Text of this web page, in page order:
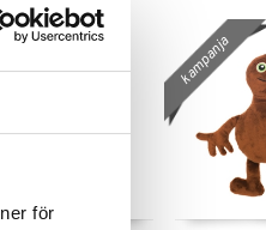
för
kampanja